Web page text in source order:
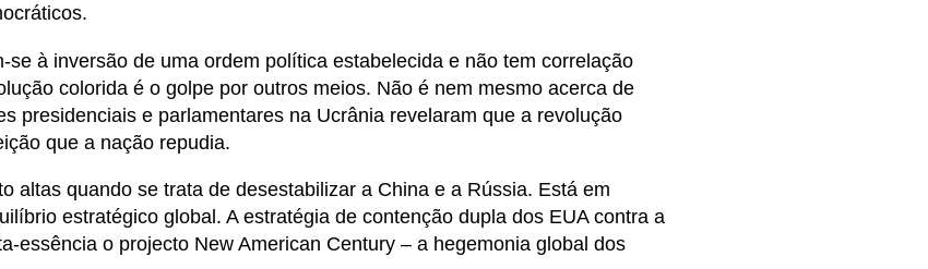
se à inversão de uma ordem política estabelecida e não tem correlação
colorida é o golpe por outros meios. Não é nem mesmo acerca de
presidenciais e parlamentares na Ucrânia revelaram que a revolução
que a nação repudia.
altas quando se trata de desestabilizar a China e a Rússia. Está em
estratégico global. A estratégia de contenção dupla dos EUA contra a
essência o projecto New American Century – a hegemonia global dos